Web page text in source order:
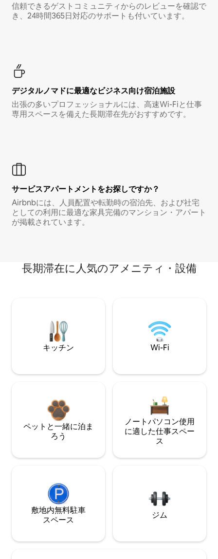
信頼できるゲストコミュニティからのレビューを確認で
き、24時間365日対応のサポートも付いています。
デジタルノマド⁠に最⁠適⁠なビ⁠ジ⁠ネ⁠ス⁠向⁠け宿⁠泊⁠施⁠設
出張の多いプロフェッショナルには、高速Wi-Fiと仕事
専用スペースを備えた長期滞在先がおすすめです。
サービスアパートメントをお探しですか？
Airbnbには、人員配置や転勤時の宿泊先、および社宅
としての利用に最適な家具完備のマンション・アパート
が掲載されています。
長期滞在に人気のアメニティ・設備
キッチン Wi-Fi
ペットと一緒に泊ま
ろう
ノートパソコン使用
に適した仕事スペー
ス
敷地内無料駐⁠車
ス⁠ペ⁠ー⁠ス
ジム